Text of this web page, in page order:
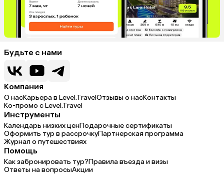
Будьте с нами
Компания
О насКарьера в Level.TravelОтзывы о насКонтакты
Ко-промо с Level.Travel
Инструменты
Календарь низких ценПодарочные сертификаты
Оформить тур в рассрочкуПартнерская программа
Журнал о путешествиях
Помощь
Как забронировать тур?Правила въезда и визы
Ответы на вопросыАкции